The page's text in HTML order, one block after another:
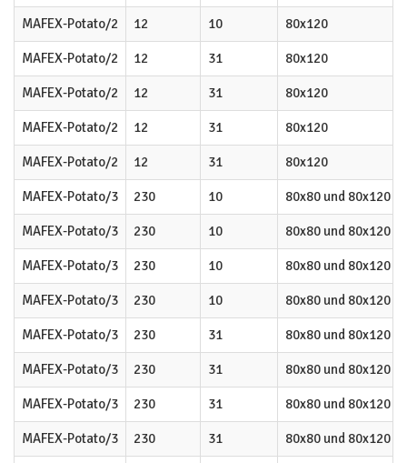
MAFEX-Potato/2 12 10 80x120
MAFEX-Potato/2 12 31 80x120
MAFEX-Potato/2 12 31 80x120
MAFEX-Potato/2 12 31 80x120
MAFEX-Potato/2 12 31 80x120
MAFEX-Potato/3 230 10 80x80 und 80x120
MAFEX-Potato/3 230 10 80x80 und 80x120
MAFEX-Potato/3 230 10 80x80 und 80x120
MAFEX-Potato/3 230 10 80x80 und 80x120
MAFEX-Potato/3 230 31 80x80 und 80x120
MAFEX-Potato/3 230 31 80x80 und 80x120
MAFEX-Potato/3 230 31 80x80 und 80x120
MAFEX-Potato/3 230 31 80x80 und 80x120